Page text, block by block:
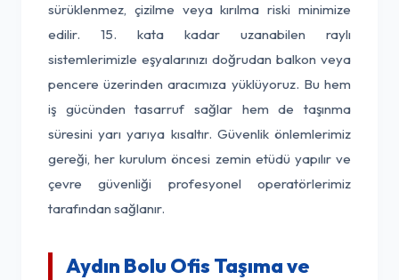
sürüklenmez, çizilme veya kırılma riski minimize
edilir. 15. kata kadar uzanabilen raylı
sistemlerimizle eşyalarınızı doğrudan balkon veya
pencere üzerinden aracımıza yüklüyoruz. Bu hem
iş gücünden tasarruf sağlar hem de taşınma
süresini yarı yarıya kısaltır. Güvenlik önlemlerimiz
gereği, her kurulum öncesi zemin etüdü yapılır ve
çevre güvenliği profesyonel operatörlerimiz
tarafından sağlanır.
Aydın Bolu Ofis Taşıma ve